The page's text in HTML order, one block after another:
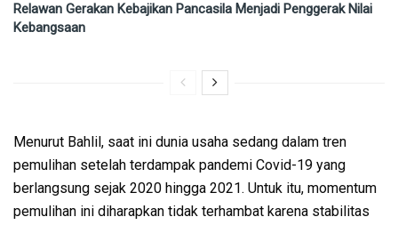
Relawan Gerakan Kebajikan Pancasila Menjadi Penggerak Nilai
Kebangsaan
Menurut Bahlil, saat ini dunia usaha sedang dalam tren
pemulihan setelah terdampak pandemi Covid-19 yang
berlangsung sejak 2020 hingga 2021. Untuk itu, momentum
pemulihan ini diharapkan tidak terhambat karena stabilitas